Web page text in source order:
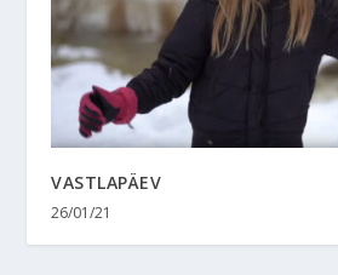
VASTLAPÄEV
26/01/21